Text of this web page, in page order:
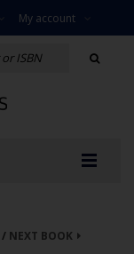
My account
NEXT BOOK
/